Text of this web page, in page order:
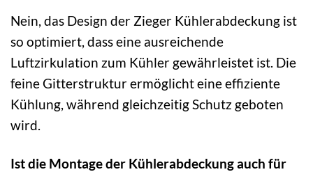
Nein, das Design der Zieger Kühlerabdeckung ist
so optimiert, dass eine ausreichende
Luftzirkulation zum Kühler gewährleistet ist. Die
feine Gitterstruktur ermöglicht eine effiziente
Kühlung, während gleichzeitig Schutz geboten
wird.
Ist die Montage der Kühlerabdeckung auch für